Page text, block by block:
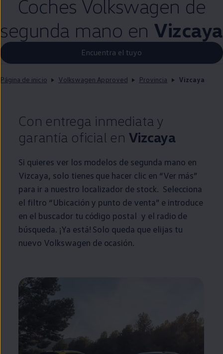
Coches Volkswagen de
segunda mano en Vizcaya
Encuentra el tuyo
Página de inicio Volkswagen Approved Provincia Vizcaya
Con entrega inmediata y
garantía oficial en Vizcaya
Si quieres ver los modelos de segunda mano en
Vizcaya, solo tienes que hacer clic en “Ver más”
para ir a nuestro localizador de stock. Selecciona
el filtro “Ubicación y punto de venta” e introduce
en el buscador tu código postal y el radio de
búsqueda. ¡Ya está! Solo queda que elijas tu
nuevo Volkswagen de ocasión.